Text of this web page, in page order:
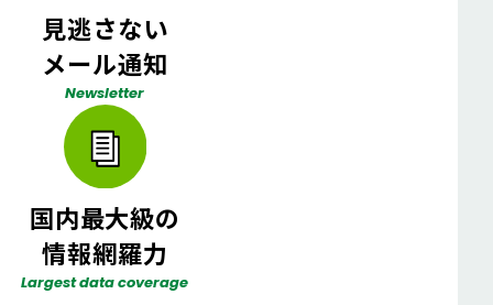
見逃さない
メール通知
Newsletter
国内最大級の
情報網羅力
Largest data coverage